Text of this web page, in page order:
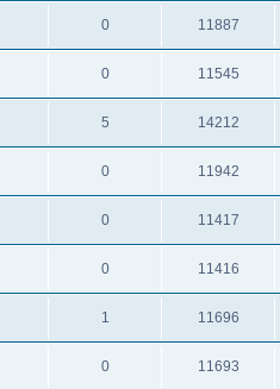
0 11887
0 11545
5 14212
0 11942
0 11417
0 11416
1 11696
0 11693